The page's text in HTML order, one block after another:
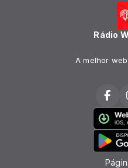
Rádio
A melhor